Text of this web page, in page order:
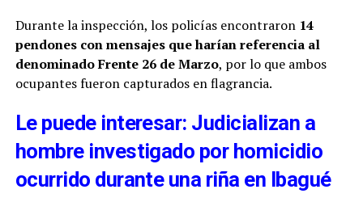
Durante la inspección, los policías encontraron 14
pendones con mensajes que harían referencia al
denominado Frente 26 de Marzo, por lo que ambos
ocupantes fueron capturados en flagrancia.
Le puede interesar: Judicializan a
hombre investigado por homicidio
ocurrido durante una riña en Ibagué